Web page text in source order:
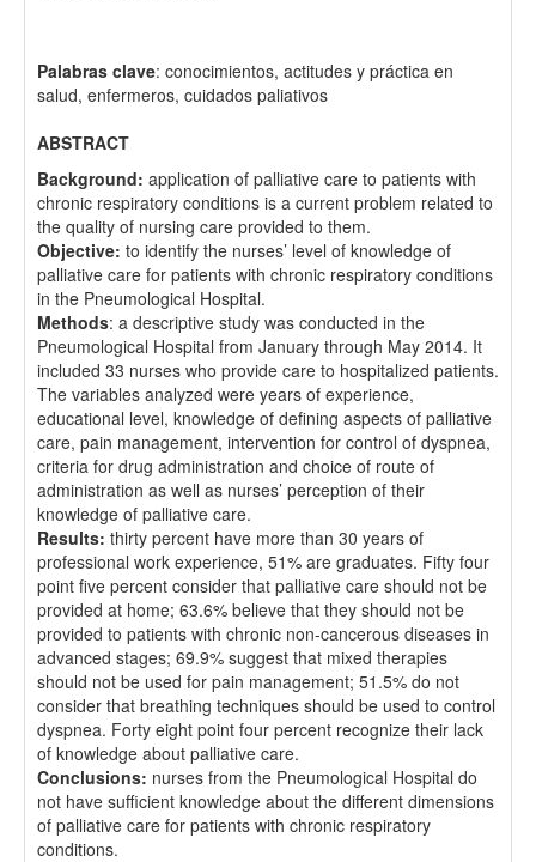
Palabras clave: conocimientos, actitudes y práctica en
salud, enfermeros, cuidados paliativos
ABSTRACT
Background: application of palliative care to patients with
chronic respiratory conditions is a current problem related to
the quality of nursing care provided to them.
Objective: to identify the nurses’ level of knowledge of
palliative care for patients with chronic respiratory conditions
in the Pneumological Hospital.
Methods: a descriptive study was conducted in the
Pneumological Hospital from January through May 2014. It
included 33 nurses who provide care to hospitalized patients.
The variables analyzed were years of experience,
educational level, knowledge of defining aspects of palliative
care, pain management, intervention for control of dyspnea,
criteria for drug administration and choice of route of
administration as well as nurses’ perception of their
knowledge of palliative care.
Results: thirty percent have more than 30 years of
professional work experience, 51% are graduates. Fifty four
point five percent consider that palliative care should not be
provided at home; 63.6% believe that they should not be
provided to patients with chronic non-cancerous diseases in
advanced stages; 69.9% suggest that mixed therapies
should not be used for pain management; 51.5% do not
consider that breathing techniques should be used to control
dyspnea. Forty eight point four percent recognize their lack
of knowledge about palliative care.
Conclusions: nurses from the Pneumological Hospital do
not have sufficient knowledge about the different dimensions
of palliative care for patients with chronic respiratory
conditions.